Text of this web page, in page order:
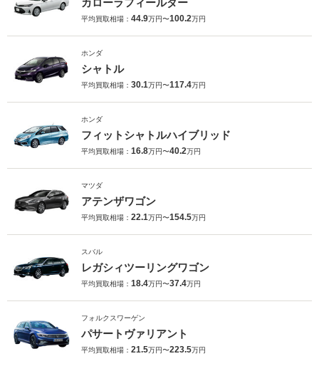
カローラフィールダー
平均買取相場： 44.9万円〜100.2万円
ホンダ
シャトル
平均買取相場： 30.1万円〜117.4万円
ホンダ
フィットシャトルハイブリッド
平均買取相場： 16.8万円〜40.2万円
マツダ
アテンザワゴン
平均買取相場： 22.1万円〜154.5万円
スバル
レガシィツーリングワゴン
平均買取相場： 18.4万円〜37.4万円
フォルクスワーゲン
パサートヴァリアント
平均買取相場： 21.5万円〜223.5万円